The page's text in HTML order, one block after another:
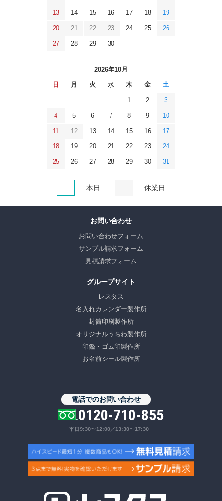
13 14 15 16 17 18 19
20 21 22 23 24 25 26
27 28 29 30
2026年10月
日 月 火 水 木 金 土
1 2 3
4 5 6 7 8 9 10
11 12 13 14 15 16 17
18 19 20 21 22 23 24
25 26 27 28 29 30 31
本日 休業日
お問い合わせ
お問い合わせフォーム
サンプル請求フォーム
見積請求フォーム
グループサイト
レスタス
名入れカレンダー製作所
封筒印刷製作所
オリジナルうちわ製作所
印鑑・ゴム印製作所
お名前シール製作所
電話でのお問い合わせ
0120-710-855
平日9:30〜12:00／13:30〜17:30